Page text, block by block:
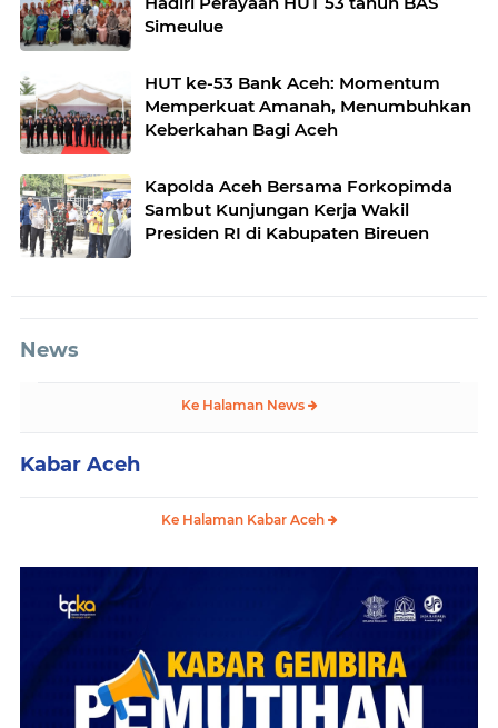
Simeulue
HUT ke-53 Bank Aceh: Momentum
Memperkuat Amanah, Menumbuhkan
Keberkahan Bagi Aceh
Kapolda Aceh Bersama Forkopimda
Sambut Kunjungan Kerja Wakil
Presiden RI di Kabupaten Bireuen
News
Ke Halaman News
Kabar Aceh
Ke Halaman Kabar Aceh